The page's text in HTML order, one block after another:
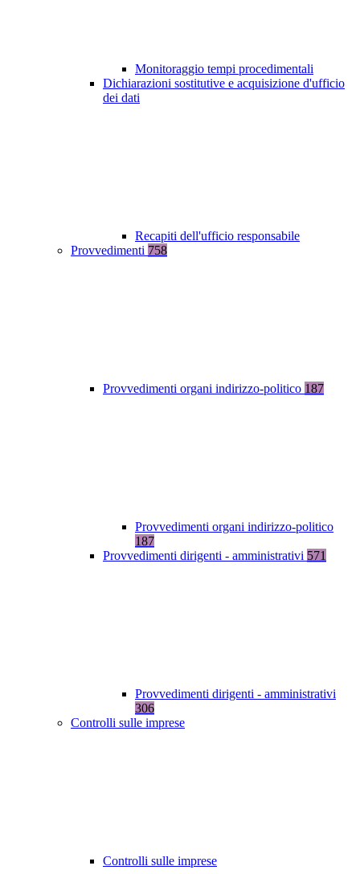
Monitoraggio tempi procedimentali
Dichiarazioni sostitutive e acquisizione d'ufficio
dei dati
Recapiti dell'ufficio responsabile
Provvedimenti 758
Provvedimenti organi indirizzo-politico 187
Provvedimenti organi indirizzo-politico
187
Provvedimenti dirigenti - amministrativi 571
Provvedimenti dirigenti - amministrativi
306
Controlli sulle imprese
Controlli sulle imprese